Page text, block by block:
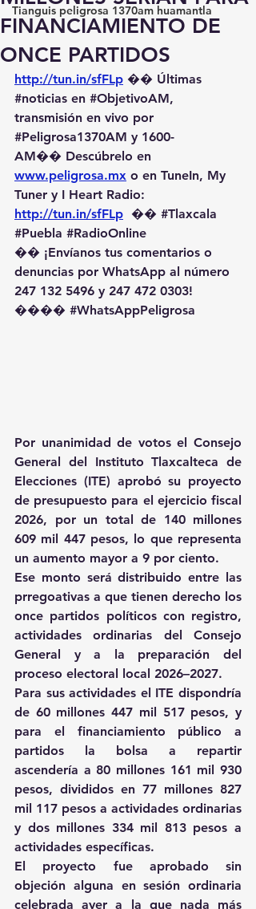
Tianguis peligrosa 1370am huamantla
FINANCIAMIENTO DE
ONCE PARTIDOS
http://tun.in/sfFLp �� Últimas
#noticias en #ObjetivoAM,
transmisión en vivo por
#Peligrosa1370AM y 1600-
AM��️ Descúbrelo en
www.peligrosa.mx o en TuneIn, My
Tuner y I Heart Radio:
http://tun.in/sfFLp �� #Tlaxcala
#Puebla #RadioOnline
�� ¡Envíanos tus comentarios o
denuncias por WhatsApp al número
247 132 5496 y 247 472 0303!
��️�� #WhatsAppPeligrosa
Por unanimidad de votos el Consejo
General del Instituto Tlaxcalteca de
Elecciones (ITE) aprobó su proyecto
de presupuesto para el ejercicio fiscal
2026, por un total de 140 millones
609 mil 447 pesos, lo que representa
un aumento mayor a 9 por ciento.
Ese monto será distribuido entre las
prregoativas a que tienen derecho los
once partidos políticos con registro,
actividades ordinarias del Consejo
General y a la preparación del
proceso electoral local 2026–2027.
Para sus actividades el ITE dispondría
de 60 millones 447 mil 517 pesos, y
para el financiamiento público a
partidos la bolsa a repartir
ascendería a 80 millones 161 mil 930
pesos, divididos en 77 millones 827
mil 117 pesos a actividades ordinarias
y dos millones 334 mil 813 pesos a
actividades específicas.
El proyecto fue aprobado sin
objeción alguna en sesión ordinaria
celebrada ayer a la que nada más